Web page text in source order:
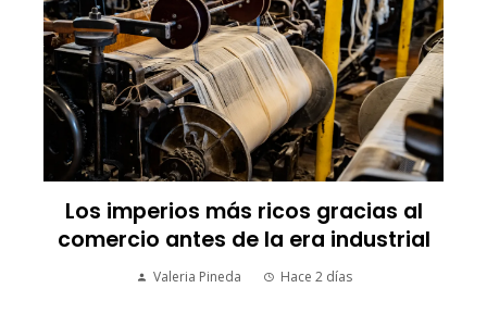
Las empresas que alcanzaron los
picos más altos en valor bursátil
histórico